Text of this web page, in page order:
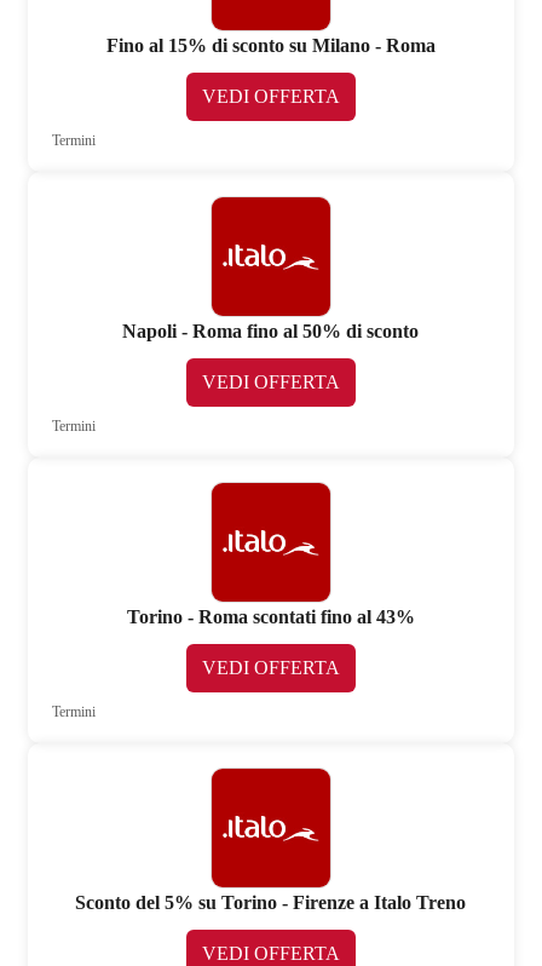
Fino al 15% di sconto su Milano - Roma
VEDI OFFERTA
Termini
Napoli - Roma fino al 50% di sconto
VEDI OFFERTA
Termini
Torino - Roma scontati fino al 43%
VEDI OFFERTA
Termini
Sconto del 5% su Torino - Firenze a Italo Treno
VEDI OFFERTA